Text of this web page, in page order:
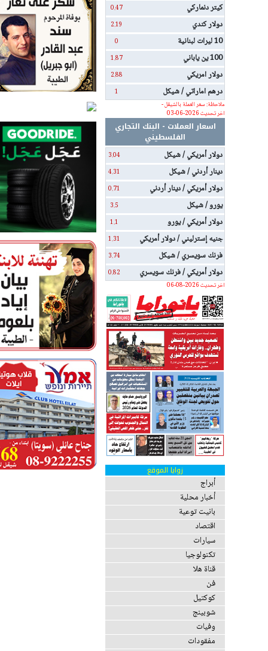
كيتر دنماركي 0.47
دولار كندي 2.19
10 ليرات لبنانية 0
100 ين ياباني 1.87
دولار امريكي 2.88
درهم اماراتي / شيكل
1
ملاحظة: سعر العملة بالشيقل -
اخر تحديث 2026-06-03
اسعار العملات - البنك التجاري
الفلسطيني
دولار أمريكي / شيكل
3.04
دينار أردني / شيكل 4.31
دولار أمريكي / دينار أردني 0.71
يورو / شيكل 3.5
دولار أمريكي / يورو 1.1
جنيه إسترليني / دولار أمريكي 1.31
فرنك سويسري / شيكل 3.74
دولار أمريكي / فرنك سويسري
0.82
اخر تحديث 2026-08-06
زوايا الموقع
أبراج
أخبار محلية
بانيت توعية
اقتصاد
سيارات
تكنولوجيا
قناة هلا
فن
كوكتيل
شوبينج
وفيات
مفقودات